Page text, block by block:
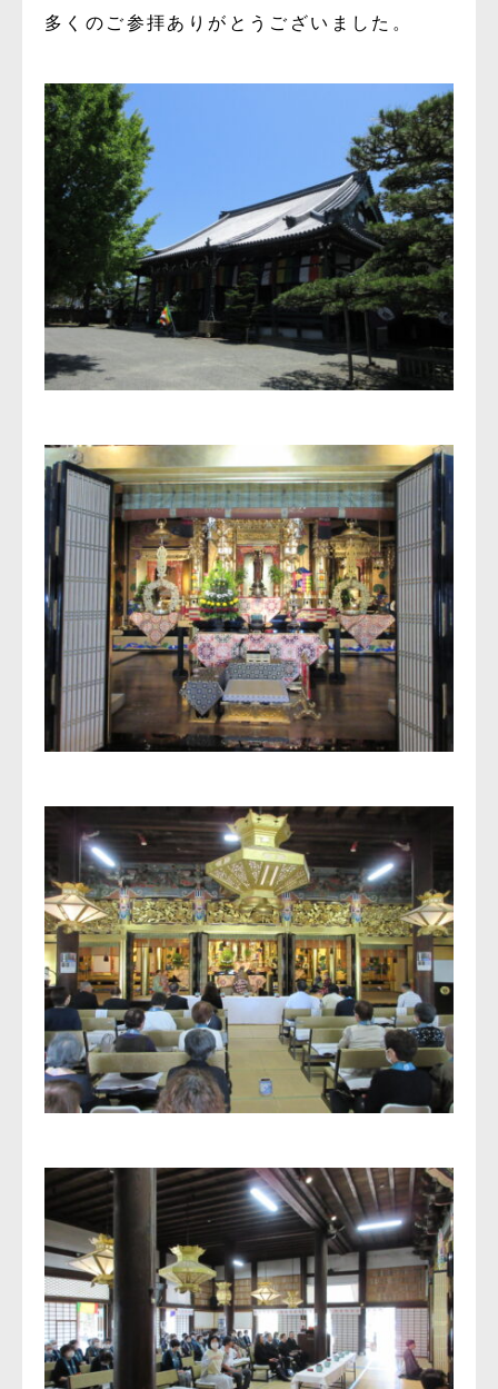
多くのご参拝ありがとうございました。